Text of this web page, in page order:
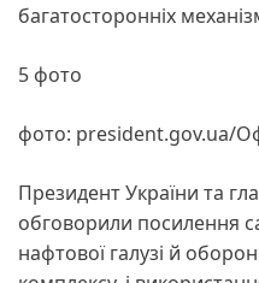
багатосторонніх
5 фото
фото: president.gov.ua/
Президент України та
обговорили посилення
нафтової галузі й